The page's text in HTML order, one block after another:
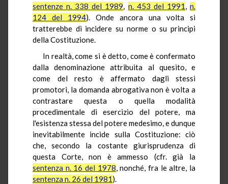
sentenze n. 338 del 1989, n. 453 del 1991,n.
124 del 1994). Onde ancora una volta si
tratterebbe di incidere su norme o su principi
della Costituzione.
In realtà, come si è detto, come è confermato
dalla denominazione attribuita al quesito, e
come del resto è affermato dagli stessi
promotori, la domanda abrogativa non è volta a
contrastare questa o quella modalità
procedimentale di esercizio del potere, ma
l'esistenza stessa del potere medesimo, e dunque
inevitabilmente incide sulla Costituzione: ciò
che, secondo la costante giurisprudenza di
questa Corte, non è ammesso (cfr. già la
sentenza n. 16 del 1978, nonché, fra le altre, la
sentenza n. 26 del 1981).